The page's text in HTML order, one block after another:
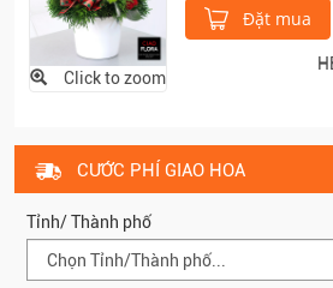
Click to zoom
Đặt mua
CƯỚC PHÍ GIAO HOA
Tỉnh/ Thành phố